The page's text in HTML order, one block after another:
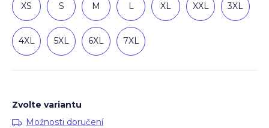
XS S M L XL XXL 3XL
4XL 5XL 6XL 7XL
Zvolte variantu
Možnosti doručení